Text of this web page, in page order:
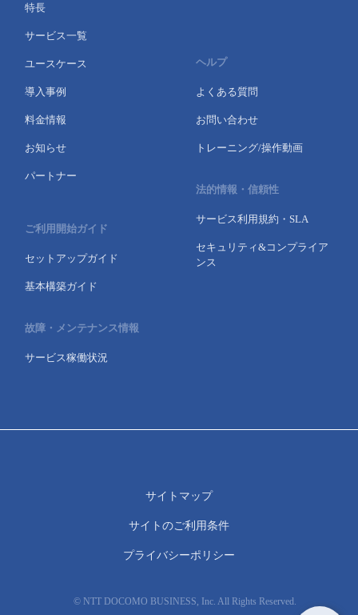
特長
サービス一覧
ユースケース
導入事例
料金情報
お知らせ
パートナー
ご利用開始ガイド
セットアップガイド
基本構築ガイド
故障・メンテナンス情報
サービス稼働状況
ヘルプ
よくある質問
お問い合わせ
トレーニング/操作動画
法的情報・信頼性
サービス利用規約・SLA
セキュリティ&コンプライア
ンス
© NTT DOCOMO BUSINESS, Inc. All Rights Reserved.
サイトマップ
サイトのご利用条件
プライバシーポリシー